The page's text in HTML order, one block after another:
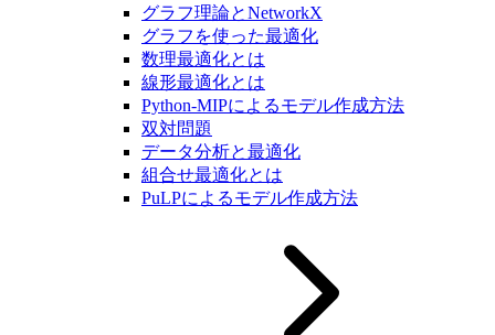
グラフ理論とNetworkX
グラフを使った最適化
数理最適化とは
線形最適化とは
Python-MIPによるモデル作成方法
双対問題
データ分析と最適化
組合せ最適化とは
PuLPによるモデル作成方法